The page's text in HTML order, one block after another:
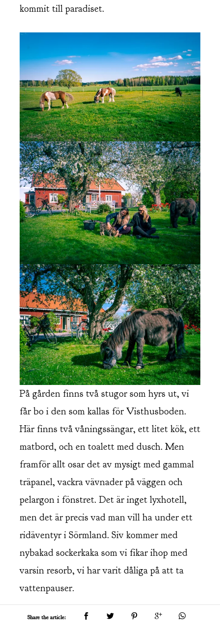
Share the article:
kommit till paradiset.
På gården finns två stugor som hyrs ut, vi
får bo i den som kallas för Visthusboden.
Här finns två våningssängar, ett litet kök, ett
matbord, och en toalett med dusch. Men
framför allt osar det av mysigt med gammal
träpanel, vackra vävnader på väggen och
pelargon i fönstret. Det är inget lyxhotell,
men det är precis vad man vill ha under ett
ridäventyr i Sörmland. Siv kommer med
nybakad sockerkaka som vi fikar ihop med
varsin resorb, vi har varit dåliga på att ta
vattenpauser.